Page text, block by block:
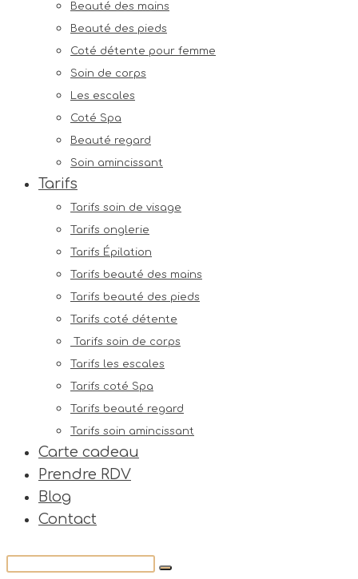
Beauté des mains
Beauté des pieds
Coté détente pour femme
Soin de corps
Les escales
Coté Spa
Beauté regard
Soin amincissant
Tarifs
Tarifs soin de visage
Tarifs onglerie
Tarifs Épilation
Tarifs beauté des mains
Tarifs beauté des pieds
Tarifs coté détente
Tarifs soin de corps
Tarifs les escales
Tarifs coté Spa
Tarifs beauté regard
Tarifs soin amincissant
Carte cadeau
Prendre RDV
Blog
Contact